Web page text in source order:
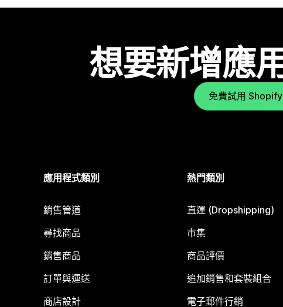
想要新增應
免費試用
應用程式類別
銷售管道
尋找商品
銷售商品
訂單與運送
商店設計
熱門類別
直運 (Dropshipping)
市集
商品評價
追加銷售和套裝組合
電子郵件行銷